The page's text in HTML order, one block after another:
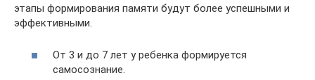
этапы формирования памяти будут более успешными и
эффективными.
От 3 и до 7 лет у ребенка формируется
самосознание.